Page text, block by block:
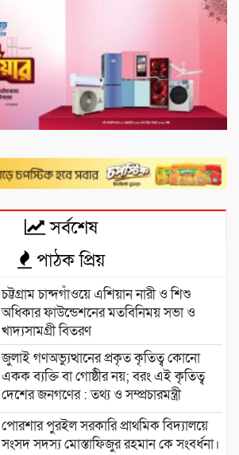
সর্বশেষ
পাঠক প্রিয়
চট্টগ্রাম চান্দগাঁওয়ে এশিয়ান নারী ও শিশু
অধিকার ফাউন্ডেশনের মতবিনিময় সভা ও
খাদ্যসামগ্রী বিতরণ
জুলাই গণঅভ্যুত্থানের প্রকৃত কৃতিত্ব কোনো
একক ব্যক্তি বা গোষ্ঠীর নয়; বরং এই কৃতিত্ব
দেশের জনগণের : তথ্য ও সম্প্রচারমন্ত্রী
পোরশার পুরইল সরকারি প্রাথমিক বিদ্যালয়ে
সংসদ সদস্য মোস্তাফিজুর রহমান কে সংবর্ধনা।